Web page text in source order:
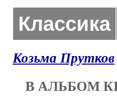
Классика
Козьма Прутков
В АЛЬБОМ